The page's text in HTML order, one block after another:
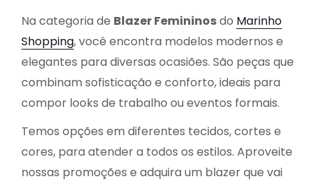
Na categoria de Blazer Femininosdo Marinho
Shopping, você encontra modelos modernos e
elegantes para diversas ocasiões. São peças que
combinam sofisticação e conforto, ideais para
compor looks de trabalho ou eventos formais.
Temos opções em diferentes tecidos, cortes e
cores, para atender a todos os estilos. Aproveite
nossas promoções e adquira um blazer que vai